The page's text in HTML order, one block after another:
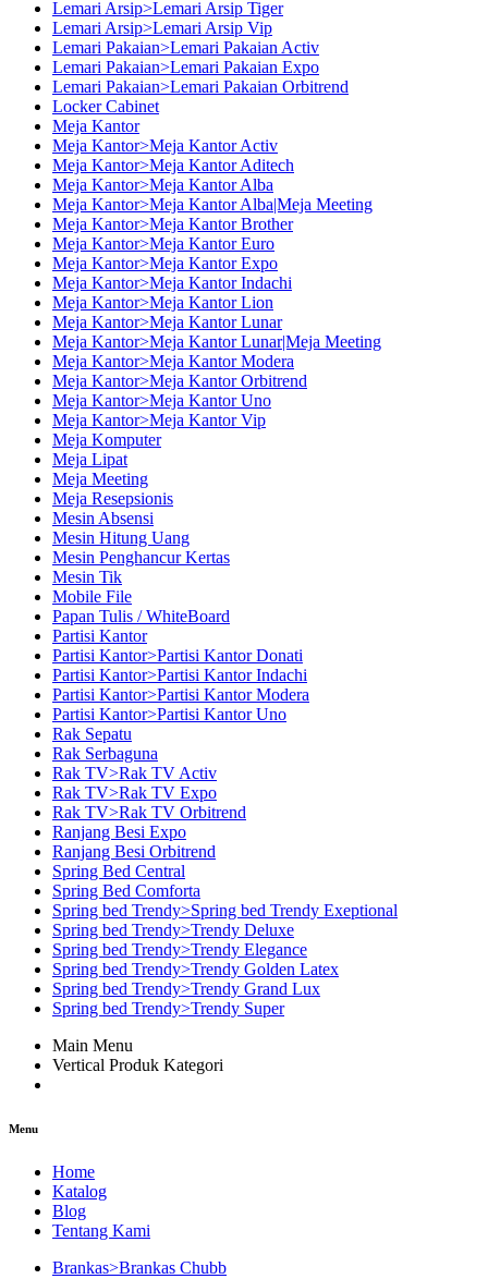
Lemari Arsip>Lemari Arsip Tiger
Lemari Arsip>Lemari Arsip Vip
Lemari Pakaian>Lemari Pakaian Activ
Lemari Pakaian>Lemari Pakaian Expo
Lemari Pakaian>Lemari Pakaian Orbitrend
Locker Cabinet
Meja Kantor
Meja Kantor>Meja Kantor Activ
Meja Kantor>Meja Kantor Aditech
Meja Kantor>Meja Kantor Alba
Meja Kantor>Meja Kantor Alba|Meja Meeting
Meja Kantor>Meja Kantor Brother
Meja Kantor>Meja Kantor Euro
Meja Kantor>Meja Kantor Expo
Meja Kantor>Meja Kantor Indachi
Meja Kantor>Meja Kantor Lion
Meja Kantor>Meja Kantor Lunar
Meja Kantor>Meja Kantor Lunar|Meja Meeting
Meja Kantor>Meja Kantor Modera
Meja Kantor>Meja Kantor Orbitrend
Meja Kantor>Meja Kantor Uno
Meja Kantor>Meja Kantor Vip
Meja Komputer
Meja Lipat
Meja Meeting
Meja Resepsionis
Mesin Absensi
Mesin Hitung Uang
Mesin Penghancur Kertas
Mesin Tik
Mobile File
Papan Tulis / WhiteBoard
Partisi Kantor
Partisi Kantor>Partisi Kantor Donati
Partisi Kantor>Partisi Kantor Indachi
Partisi Kantor>Partisi Kantor Modera
Partisi Kantor>Partisi Kantor Uno
Rak Sepatu
Rak Serbaguna
Rak TV>Rak TV Activ
Rak TV>Rak TV Expo
Rak TV>Rak TV Orbitrend
Ranjang Besi Expo
Ranjang Besi Orbitrend
Spring Bed Central
Spring Bed Comforta
Spring bed Trendy>Spring bed Trendy Exeptional
Spring bed Trendy>Trendy Deluxe
Spring bed Trendy>Trendy Elegance
Spring bed Trendy>Trendy Golden Latex
Spring bed Trendy>Trendy Grand Lux
Spring bed Trendy>Trendy Super
Main Menu
Vertical Produk Kategori
Menu
Home
Katalog
Blog
Tentang Kami
Brankas>Brankas Chubb